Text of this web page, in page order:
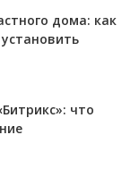
дома: как
что